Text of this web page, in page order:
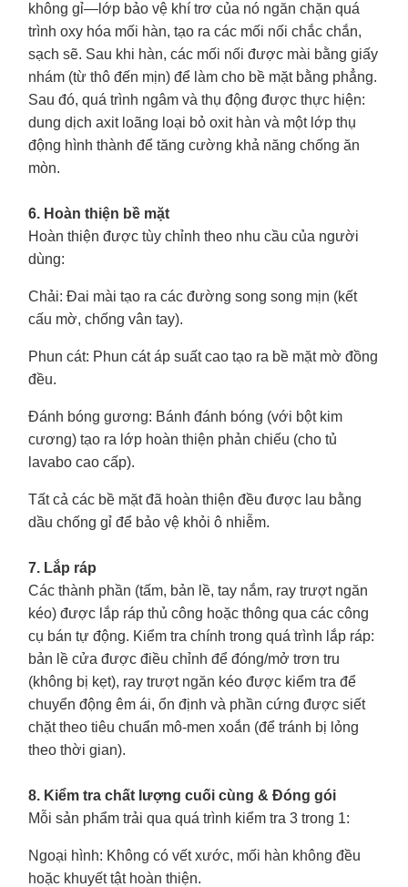
không gỉ—lớp bảo vệ khí trơ của nó ngăn chặn quá
trình oxy hóa mối hàn, tạo ra các mối nối chắc chắn,
sạch sẽ. Sau khi hàn, các mối nối được mài bằng giấy
nhám (từ thô đến mịn) để làm cho bề mặt bằng phẳng.
Sau đó, quá trình ngâm và thụ động được thực hiện:
dung dịch axit loãng loại bỏ oxit hàn và một lớp thụ
động hình thành để tăng cường khả năng chống ăn
mòn.
6. Hoàn thiện bề mặt
Hoàn thiện được tùy chỉnh theo nhu cầu của người
dùng:
Chải: Đai mài tạo ra các đường song song mịn (kết
cấu mờ, chống vân tay).
Phun cát: Phun cát áp suất cao tạo ra bề mặt mờ đồng
đều.
Đánh bóng gương: Bánh đánh bóng (với bột kim
cương) tạo ra lớp hoàn thiện phản chiếu (cho tủ
lavabo cao cấp).
Tất cả các bề mặt đã hoàn thiện đều được lau bằng
dầu chống gỉ để bảo vệ khỏi ô nhiễm.
7. Lắp ráp
Các thành phần (tấm, bản lề, tay nắm, ray trượt ngăn
kéo) được lắp ráp thủ công hoặc thông qua các công
cụ bán tự động. Kiểm tra chính trong quá trình lắp ráp:
bản lề cửa được điều chỉnh để đóng/mở trơn tru
(không bị kẹt), ray trượt ngăn kéo được kiểm tra để
chuyển động êm ái, ổn định và phần cứng được siết
chặt theo tiêu chuẩn mô-men xoắn (để tránh bị lỏng
theo thời gian).
8. Kiểm tra chất lượng cuối cùng & Đóng gói
Mỗi sản phẩm trải qua quá trình kiểm tra 3 trong 1:
Ngoại hình: Không có vết xước, mối hàn không đều
hoặc khuyết tật hoàn thiện.